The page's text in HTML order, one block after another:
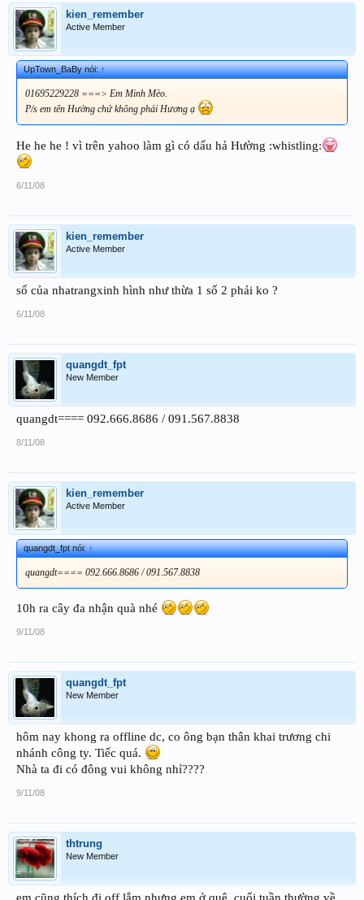
kien_remember
Active Member
UpTown_BaBy nói:↑
01695229228 ===> Em Minh Mèo.
P/s em tên Hường chứ không phải Hương ạ
He he he ! vì trên yahoo làm gì có dấu hả Hường :whistling:
6/11/08
kien_remember
Active Member
số của nhatrangxinh hình như thừa 1 số 2 phải ko ?
6/11/08
quangdt_fpt
New Member
quangdt==== 092.666.8686 / 091.567.8838
8/11/08
kien_remember
Active Member
quangdt_fpt nói:↑
quangdt==== 092.666.8686 / 091.567.8838
10h ra cây đa nhận quà nhé
9/11/08
quangdt_fpt
New Member
hôm nay khong ra offline dc, co ông bạn thân khai trương chi
nhánh công ty. Tiếc quá.
Nhà ta đi có đông vui không nhỉ????
9/11/08
thtrung
New Member